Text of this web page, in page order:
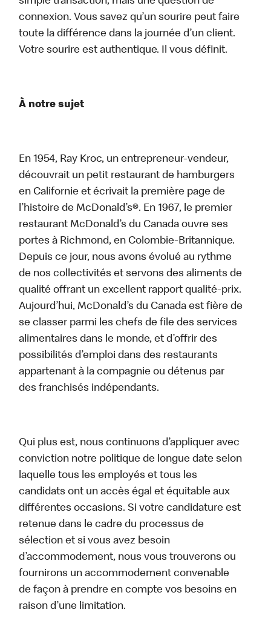
connexion. Vous savez qu’un sourire peut faire
toute la différence dans la journée d’un client.
Votre sourire est authentique. Il vous définit.
À notre sujet
En 1954, Ray Kroc, un entrepreneur-vendeur,
découvrait un petit restaurant de hamburgers
en Californie et écrivait la première page de
l’histoire de McDonald’s®. En 1967, le premier
restaurant McDonald’s du Canada ouvre ses
portes à Richmond, en Colombie-Britannique.
Depuis ce jour, nous avons évolué au rythme
de nos collectivités et servons des aliments de
qualité offrant un excellent rapport qualité-prix.
Aujourd’hui, McDonald’s du Canada est fière de
se classer parmi les chefs de file des services
alimentaires dans le monde, et d’offrir des
possibilités d’emploi dans des restaurants
appartenant à la compagnie ou détenus par
des franchisés indépendants.
Qui plus est, nous continuons d’appliquer avec
conviction notre politique de longue date selon
laquelle tous les employés et tous les
candidats ont un accès égal et équitable aux
différentes occasions. Si votre candidature est
retenue dans le cadre du processus de
sélection et si vous avez besoin
d’accommodement, nous vous trouverons ou
fournirons un accommodement convenable
de façon à prendre en compte vos besoins en
raison d’une limitation.